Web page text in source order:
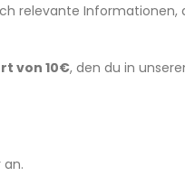
relevante Informationen,
von 10€, den du in